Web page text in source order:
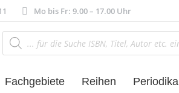
Mo bis Fr: 9.00 – 17.00 Uhr
Products
search
Fachgebiete Reihen Periodika